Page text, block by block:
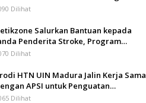
Dilihat
Salurkan Bantuan kepada
Penderita Stroke, Program
Masuki Hari ke-61
Dilihat
HTN UIN Madura Jalin Kerja Sama
APSI untuk Penguatan
Mahasiswa
Dilihat